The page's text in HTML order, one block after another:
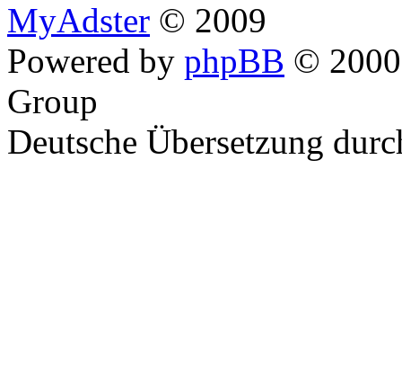
MyAdster © 2009
Powered by phpBB ©
Group
Deutsche Übersetzung